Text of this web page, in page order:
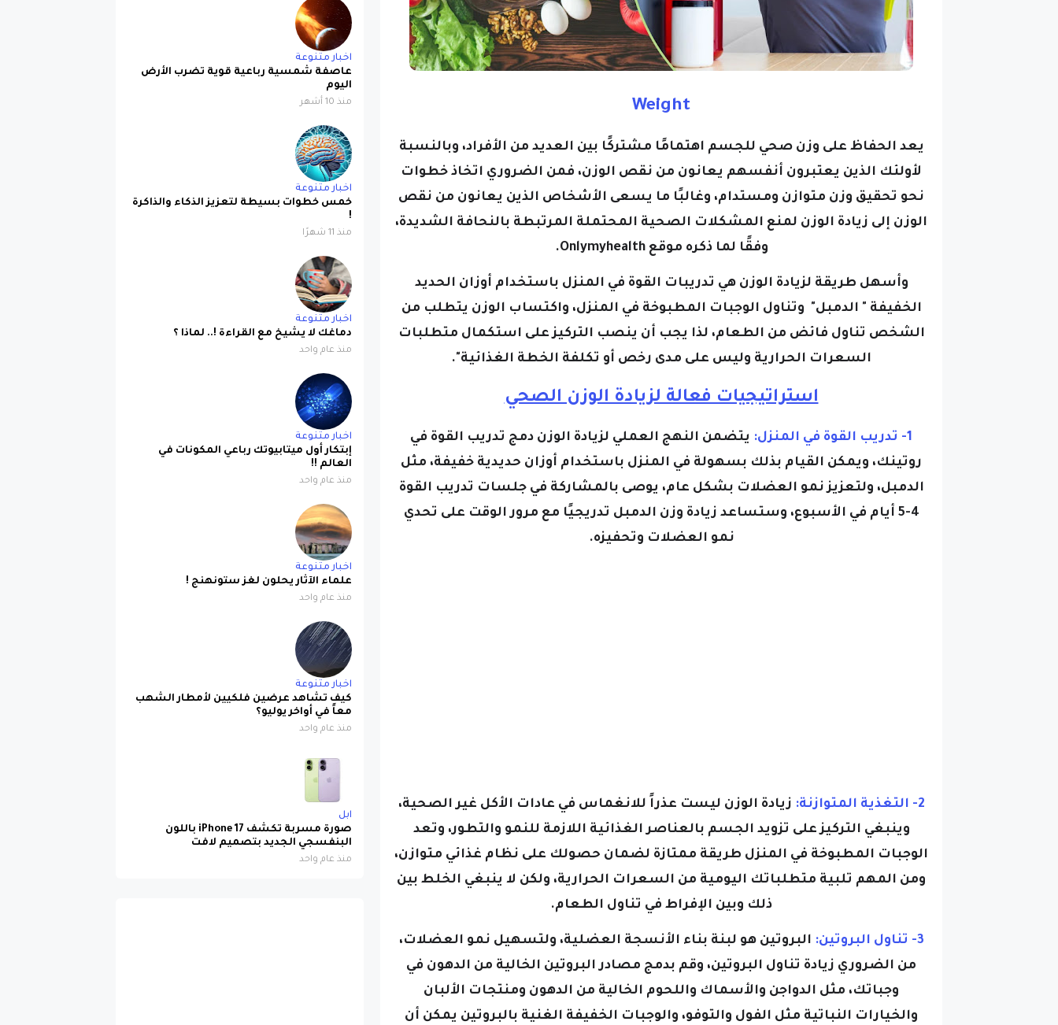
Weight
يعد الحفاظ على وزن صحي للجسم اهتمامًا مشتركًا بين العديد من الأفراد، وبالنسبة
لأولئك الذين يعتبرون أنفسهم يعانون من نقص الوزن، فمن الضروري اتخاذ خطوات
نحو تحقيق وزن متوازن ومستدام، وغالبًا ما يسعى الأشخاص الذين يعانون من نقص
الوزن إلى زيادة الوزن لمنع المشكلات الصحية المحتملة المرتبطة بالنحافة الشديدة،
وفقًا لما ذكره موقع Onlymyhealth.
وأسهل طريقة لزيادة الوزن هي تدريبات القوة في المنزل باستخدام أوزان الحديد
الخفيفة " الدمبل" وتناول الوجبات المطبوخة في المنزل، واكتساب الوزن يتطلب من
الشخص تناول فائض من الطعام، لذا يجب أن ينصب التركيز على استكمال متطلبات
السعرات الحرارية وليس على مدى رخص أو تكلفة الخطة الغذائية".
استراتيجيات فعالة لزيادة الوزن الصحي
1- تدريب القوة في المنزل:
يتضمن النهج العملي لزيادة الوزن دمج تدريب القوة في
روتينك، ويمكن القيام بذلك بسهولة في المنزل باستخدام أوزان حديدية خفيفة، مثل
الدمبل، ولتعزيز نمو العضلات بشكل عام، يوصى بالمشاركة في جلسات تدريب القوة
4-5 أيام في الأسبوع، وستساعد زيادة وزن الدمبل تدريجيًا مع مرور الوقت على تحدي
نمو العضلات وتحفيزه.
2- التغذية المتوازنة:
زيادة الوزن ليست عذراً للانغماس في عادات الأكل غير الصحية،
وينبغي التركيز على تزويد الجسم بالعناصر الغذائية اللازمة للنمو والتطور، وتعد
الوجبات المطبوخة في المنزل طريقة ممتازة لضمان حصولك على نظام غذائي متوازن،
ومن المهم تلبية متطلباتك اليومية من السعرات الحرارية، ولكن لا ينبغي الخلط بين
ذلك وبين الإفراط في تناول الطعام.
3- تناول البروتين:
البروتين هو لبنة بناء الأنسجة العضلية، ولتسهيل نمو العضلات،
من الضروري زيادة تناول البروتين، وقم بدمج مصادر البروتين الخالية من الدهون في
وجباتك، مثل الدواجن والأسماك واللحوم الخالية من الدهون ومنتجات الألبان
والخيارات النباتية مثل الفول والتوفو، والوجبات الخفيفة الغنية بالبروتين يمكن أن
اخبار متنوعة
عاصفة شمسية رباعية قوية تضرب الأرض
اليوم
منذ 10 أشهر
اخبار متنوعة
خمس خطوات بسيطة لتعزيز الذكاء والذاكرة
!
منذ 11 شهرًا
اخبار متنوعة
دماغك لا يشيخ مع القراءة !.. لماذا ؟
منذ عام واحد
اخبار متنوعة
إبتكار أول ميتابيوتك رباعي المكونات في
العالم !!
منذ عام واحد
اخبار متنوعة
علماء الآثار يحلون لغز ستونهنج !
منذ عام واحد
اخبار متنوعة
كيف تشاهد عرضين فلكيين لأمطار الشهب
معاً في أواخر يوليو؟
منذ عام واحد
ابل
صورة مسربة تكشف iPhone 17 باللون
البنفسجي الجديد بتصميم لافت
منذ عام واحد